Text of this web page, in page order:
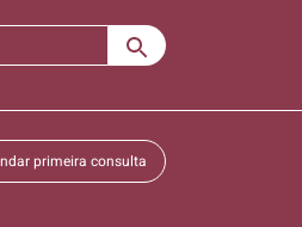
primeira consulta